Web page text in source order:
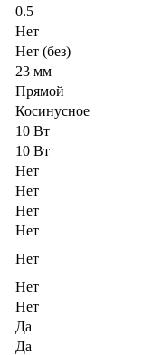
0.5
Нет
Нет (без)
23 мм
Прямой
Косинусное
10 Вт
10 Вт
Нет
Нет
Нет
Нет
Нет
Нет
Нет
Да
Да